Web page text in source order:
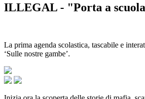
ILLEGAL - "Porta a
La prima agenda scolastica, tascabile e
‘Sulle nostre gambe’.